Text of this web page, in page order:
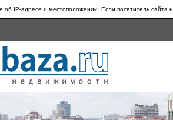
об IP-адресе и местоположении. Если посетитель сайта